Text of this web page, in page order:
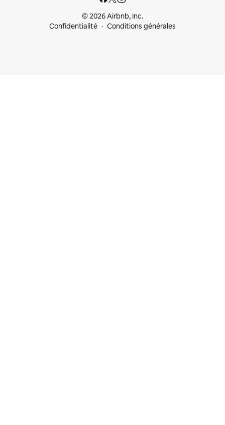
© 2026 Airbnb, Inc.
Confidentialité
Conditions générales